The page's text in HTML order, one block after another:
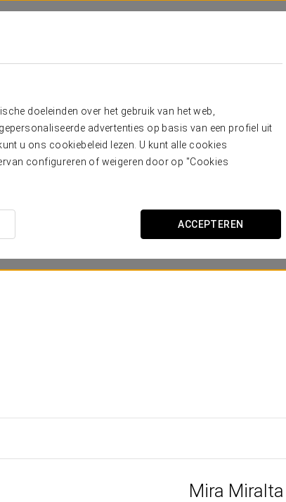
doeleinden over het gebruik van het web,
advertenties op basis van een profiel uit
u ons cookiebeleid lezen. U kunt alle cookies
configureren of weigeren door op "Cookies
ACCEPTEREN
Mira